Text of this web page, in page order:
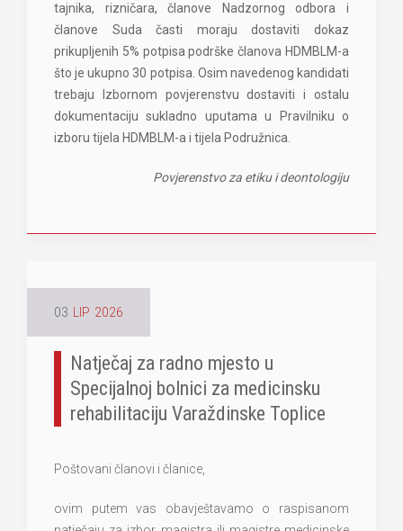
tajnika, rizničara, članove Nadzornog odbora i
članove Suda časti moraju dostaviti dokaz
prikupljenih 5% potpisa podrške članova HDMBLM-a
što je ukupno 30 potpisa. Osim navedenog kandidati
trebaju Izbornom povjerenstvu dostaviti i ostalu
dokumentaciju sukladno uputama u Pravilniku o
izboru tijela HDMBLM-a i tijela Podružnica.
Povjerenstvo za etiku i deontologiju
03 LIP 2026
Natječaj za radno mjesto u
Specijalnoj bolnici za medicinsku
rehabilitaciju Varaždinske Toplice
Poštovani članovi i članice,
ovim putem vas obavještavamo o raspisanom